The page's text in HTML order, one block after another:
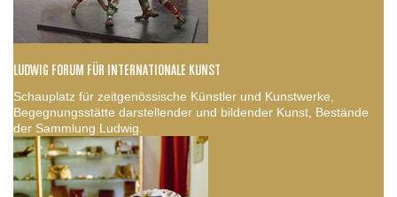
LUDWIG FORUM FÜR INTERNATIONALE KUNST
Schauplatz für zeitgenössische Künstler und Kunstwerke,
Begegnungsstätte darstellender und bildender Kunst, Bestände
der Sammlung Ludwig.